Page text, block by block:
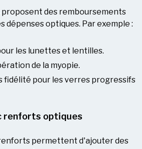
des remboursements
dépenses optiques. Par exemple :
les lunettes et lentilles.
de la myopie.
fidélité pour les verres progressifs​
renforts optiques
permettent d'ajouter des